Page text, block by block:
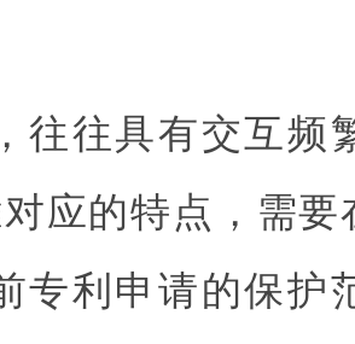
往往具有交互频
对应的特点，需
专利申请的保护